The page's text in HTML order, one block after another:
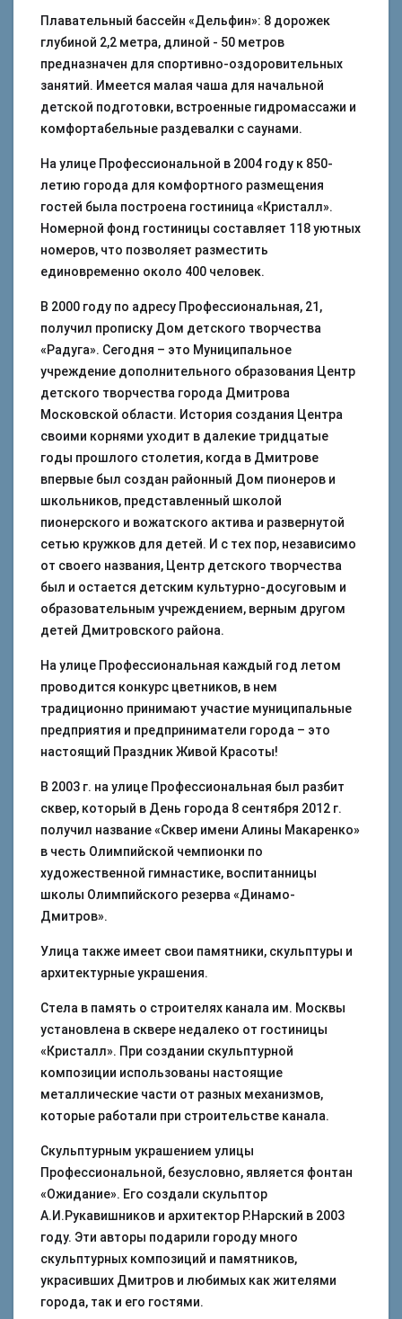
Плавательный бассейн «Дельфин»: 8 дорожек
глубиной 2,2 метра, длиной - 50 метров
предназначен для спортивно-оздоровительных
занятий. Имеется малая чаша для начальной
детской подготовки, встроенные гидромассажи и
комфортабельные раздевалки с саунами.
На улице Профессиональной в 2004 году к 850-
летию города для комфортного размещения
гостей была построена гостиница «Кристалл».
Номерной фонд гостиницы составляет 118 уютных
номеров, что позволяет разместить
единовременно около 400 человек.
В 2000 году по адресу Профессиональная, 21,
получил прописку Дом детского творчества
«Радуга». Сегодня – это Муниципальное
учреждение дополнительного образования Центр
детского творчества города Дмитрова
Московской области. История создания Центра
своими корнями уходит в далекие тридцатые
годы прошлого столетия, когда в Дмитрове
впервые был создан районный Дом пионеров и
школьников, представленный школой
пионерского и вожатского актива и развернутой
сетью кружков для детей. И с тех пор, независимо
от своего названия, Центр детского творчества
был и остается детским культурно-досуговым и
образовательным учреждением, верным другом
детей Дмитровского района.
На улице Профессиональная каждый год летом
проводится конкурс цветников, в нем
традиционно принимают участие муниципальные
предприятия и предприниматели города – это
настоящий Праздник Живой Красоты!
В 2003 г. на улице Профессиональная был разбит
сквер, который в День города 8 сентября 2012 г.
получил название «Сквер имени Алины Макаренко»
в честь Олимпийской чемпионки по
художественной гимнастике, воспитанницы
школы Олимпийского резерва «Динамо-
Дмитров».
Улица также имеет свои памятники, скульптуры и
архитектурные украшения.
Стела в память о строителях канала им. Москвы
установлена в сквере недалеко от гостиницы
«Кристалл». При создании скульптурной
композиции использованы настоящие
металлические части от разных механизмов,
которые работали при строительстве канала.
Скульптурным украшением улицы
Профессиональной, безусловно, является фонтан
«Ожидание». Его создали скульптор
А.И.Рукавишников и архитектор Р.Нарский в 2003
году. Эти авторы подарили городу много
скульптурных композиций и памятников,
украсивших Дмитров и любимых как жителями
города, так и его гостями.